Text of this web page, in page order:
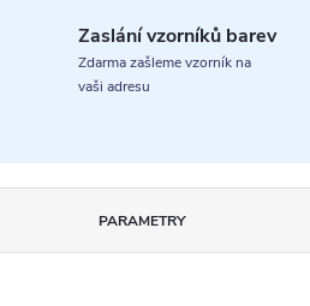
Zaslání vzorníků barev
Zdarma zašleme vzorník na
vaši adresu
PARAMETRY